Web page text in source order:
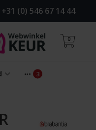
+31 (0) 546 67 14 44
0